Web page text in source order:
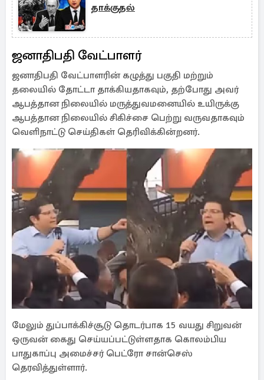
தாக்குதல்
ஜனாதிபதி வேட்பாளர்
ஜனாதிபதி வேட்பாளரின் கழுத்து பகுதி மற்றும்
தலையில் தோட்டா தாக்கியதாகவும், தற்போது அவர்
ஆபத்தான நிலையில் மருத்துவமனையில் உயிருக்கு
ஆபத்தான நிலையில் சிகிச்சை பெற்று வருவதாகவும்
வெளிநாட்டு செய்திகள் தெரிவிக்கின்றனர்.
மேலும் துப்பாக்கிச்சூடு தொடர்பாக 15 வயது சிறுவன்
ஒருவன் கைது செய்யப்பட்டுள்ளதாக கொலம்பிய
பாதுகாப்பு அமைச்சர் பெட்ரோ சான்செஸ்
தெரவித்துள்ளார்.